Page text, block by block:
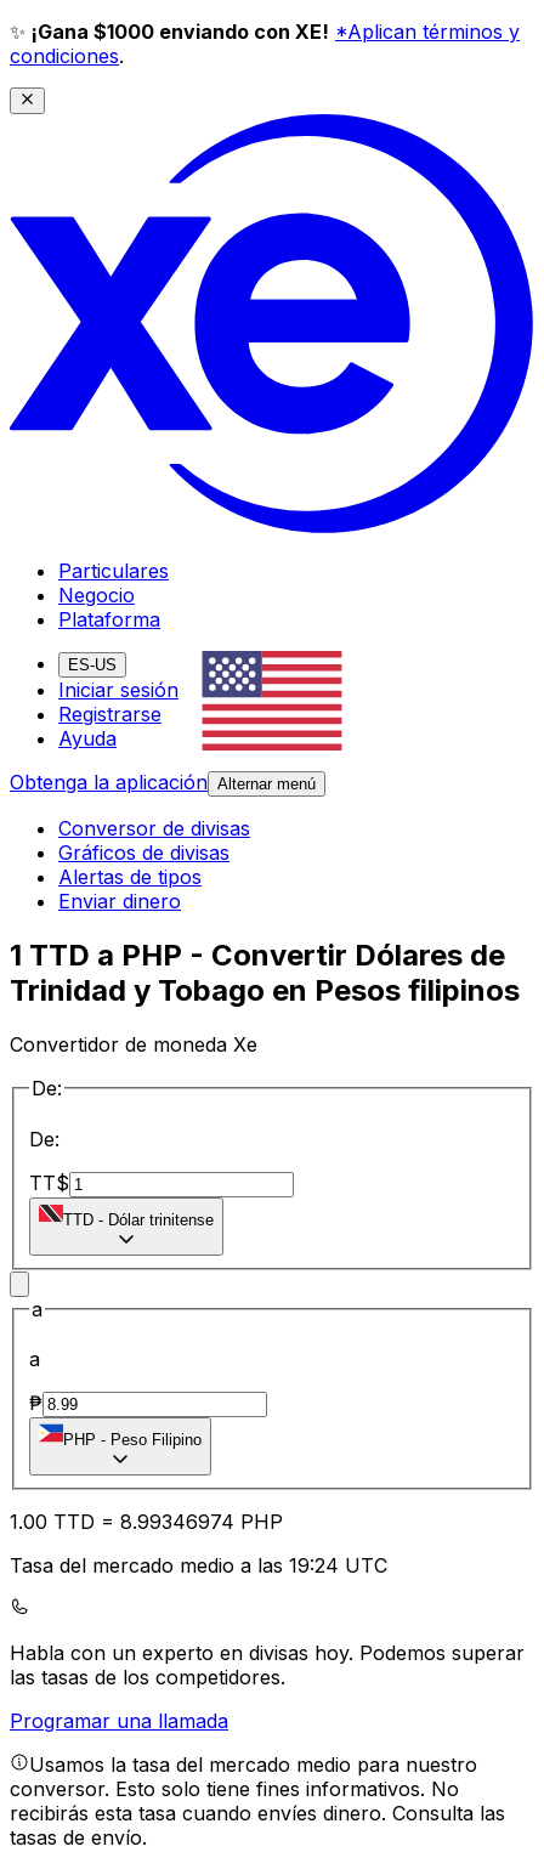
✨ ¡Gana $1000 enviando con XE! *Aplican términos y
condiciones.
Particulares
Negocio
Plataforma
ES-US
Iniciar sesión
Registrarse
Ayuda
Obtenga la aplicación Alternar menú
Conversor de divisas
Gráficos de divisas
Alertas de tipos
Enviar dinero
1 TTD a PHP - Convertir Dólares de
Trinidad y Tobago en Pesos filipinos
Convertidor de moneda Xe
De:
De:
TT$
TTD - Dólar trinitense
a
a
₱
PHP - Peso Filipino
1.00 TTD = 8.99346974 PHP
Tasa del mercado medio a las 19:24 UTC
Habla con un experto en divisas hoy. Podemos superar
las tasas de los competidores.
Programar una llamada
Usamos la tasa del mercado medio para nuestro
conversor. Esto solo tiene fines informativos. No
recibirás esta tasa cuando envíes dinero. Consulta las
tasas de envío.